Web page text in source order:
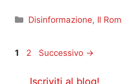
Categorie
Disinformazione, Il
Pagina
1 Pagina
2 Successivo →